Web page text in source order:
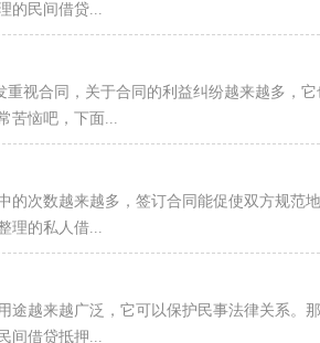
的民间借贷...
视合同，关于合同的利益纠纷越来越多，
苦恼吧，下面...
次数越来越多，签订合同能促使双方规范
理的私人借...
途越来越广泛，它可以保护民事法律关系。
间借贷抵押...